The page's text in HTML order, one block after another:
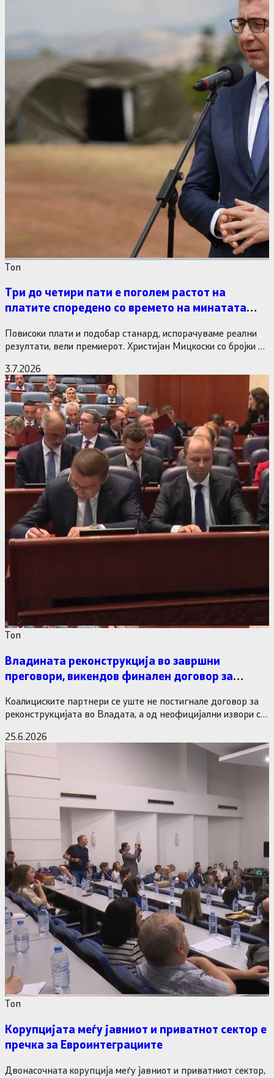
Tоп
Три до четири пати е поголем растот на
платите споредено со времето на минатата
Повисоки плати и подобар станард, испорачуваме реални
резултати, вели премиерот. Христијан Мицкоски со бројки и
3.7.2026
Tоп
Владината реконструкција во завршни
преговори, викендов финален договор за
Коалициските партнери се уште не постигнале договор за
реконструкцијата во Владата, а од неофицијални извори се
25.6.2026
Tоп
Корупцијата меѓу јавниот и приватнот сектор е
пречка за Евроинтеграциите
Двонасочната корупција меѓу јавниот и приватниот сектор,